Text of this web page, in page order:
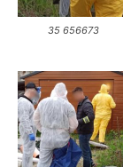
35 656673